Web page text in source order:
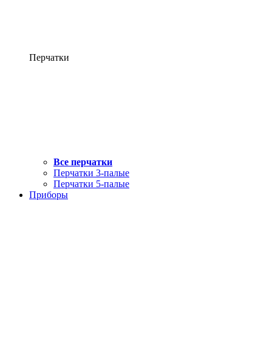
Перчатки
Все перчатки
Перчатки 3-палые
Перчатки 5-палые
Приборы